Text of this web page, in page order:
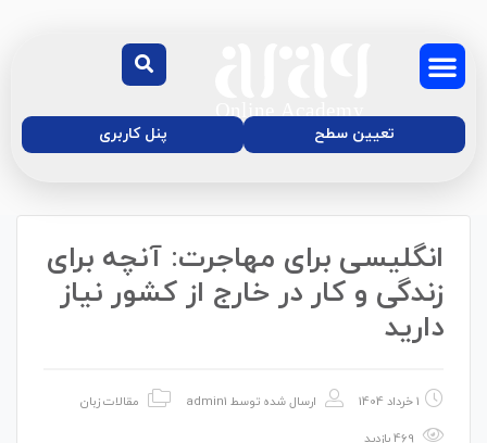
تعیین سطح پنل کاربری
انگلیسی برای مهاجرت: آنچه برای
زندگی و کار در خارج از کشور نیاز
دارید
1 خرداد 1404 ارسال شده توسط admin1 مقالات زبان